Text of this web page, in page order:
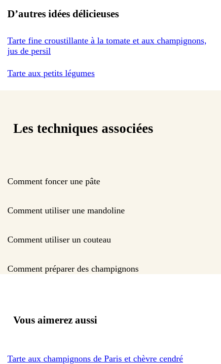
D’autres idées délicieuses
Tarte fine croustillante à la tomate et aux champignons,
jus de persil
Tarte aux petits légumes
Les techniques associées
Comment foncer une pâte
Comment utiliser une mandoline
Comment utiliser un couteau
Comment préparer des champignons
Vous aimerez aussi
Tarte aux champignons de Paris et chèvre cendré